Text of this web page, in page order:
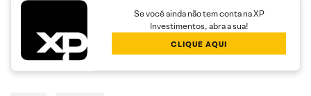
Se você ainda não tem conta na XP
Investimentos, abra a sua!
CLIQUE AQUI